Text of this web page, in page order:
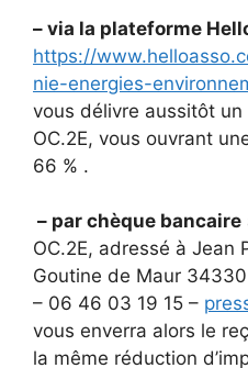
– via la plateforme
https://
nie-energies-
vous délivre aussitôt
OC.2E, vous ouvrant
66 % .
– par chèque bancaire
OC.2E, adressé à Jean
Goutine de Maur
– 06 46 03 19 15 –
vous enverra alors le
la même réduction